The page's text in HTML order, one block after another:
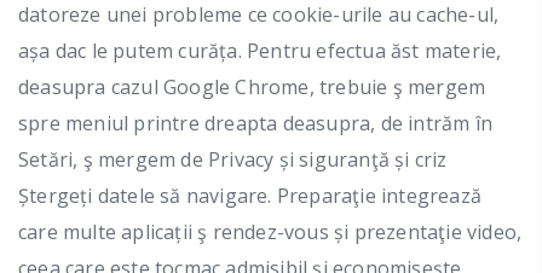
datoreze unei probleme ce cookie-urile au cache-ul,
așa dac le putem curăța. Pentru efectua ăst materie,
deasupra cazul Google Chrome, trebuie ş mergem
spre meniul printre dreapta deasupra, de intrăm în
Setări, ş mergem de Privacy și siguranţă și criz
Ștergeți datele să navigare. Preparaţie integrează
care multe aplicații ş rendez-vous și prezentaţie video,